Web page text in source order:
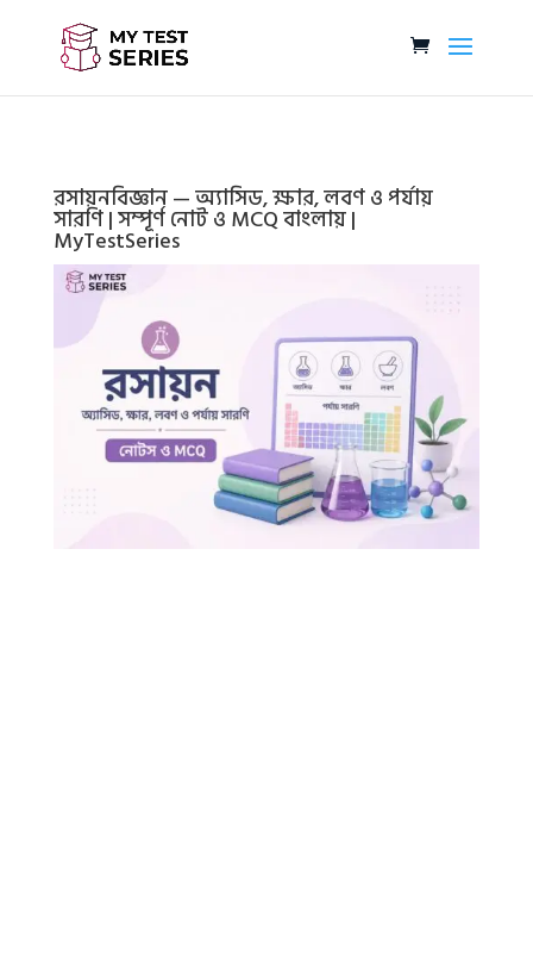
রসায়নবিজ্ঞান — অ্যাসিড, ক্ষার, লবণ ও পর্যায়
সারণি | সম্পূর্ণ নোট ও MCQ বাংলায় |
MyTestSeries